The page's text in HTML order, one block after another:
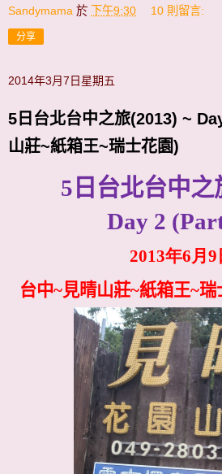
Sandymama 於 下午9:30 10 則留言:
分享
2014年3月7日星期五
5日台北台中之旅(2013) ~
山莊~紙箱王~瑞士花園)
5 日台北台中之
Day 2
2013年6月9
台中~見晴山莊~紙箱王~